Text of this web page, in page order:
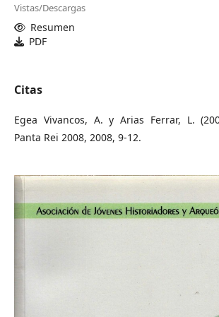
Vistas/Descargas
Resumen
PDF
Citas
Egea Vivancos, A. y Arias Ferrar, L.
Panta Rei 2008, 2008, 9-12.